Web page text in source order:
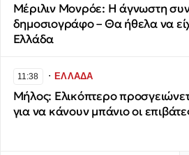
Μέριλιν Μονρόε: Η άγνωστη
δημοσιογράφο – Θα ήθελα να
Ελλάδα
11:38 ∙ΕΛΛΑΔΑ
Μήλος: Ελικόπτερο
για να κάνουν μπάνιο οι